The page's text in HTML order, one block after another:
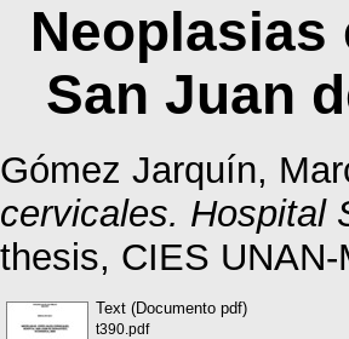
San Juan
Gómez Jarquín,
cervicales. Hospital
thesis, CIES UNAN-
Text (Documento pdf)
t390.pdf